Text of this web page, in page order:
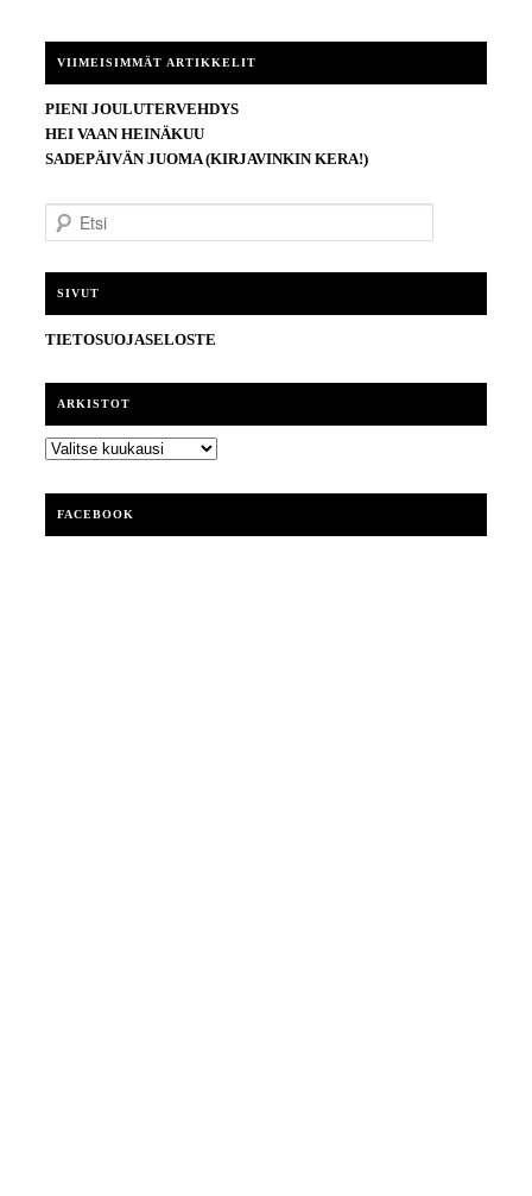
VIIMEISIMMÄT ARTIKKELIT
PIENI JOULUTERVEHDYS
HEI VAAN HEINÄKUU
SADEPÄIVÄN JUOMA (KIRJAVINKIN KERA!)
SIVUT
TIETOSUOJASELOSTE
ARKISTOT
ARKISTOT
FACEBOOK